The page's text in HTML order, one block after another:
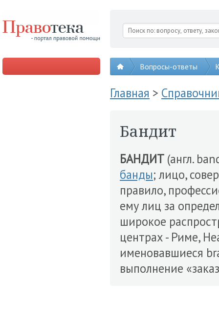
Вопросы-ответы
Главная >
Бандит
БАНДИТ (англ.
банды; лицо,
правило,
ему лиц за
широкое
центрах - Риме,
именовавшиеся
выполнение